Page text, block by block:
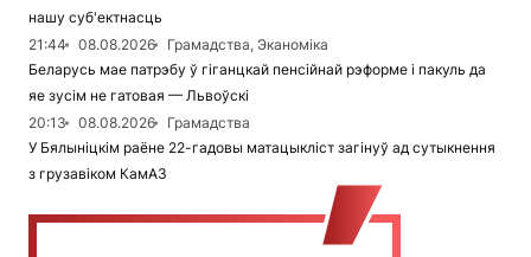
нашу суб'ектнасць
21:44
08.08.2026
Грамадства, Эканоміка
Беларусь мае патрэбу ў гіганцкай пенсійнай рэформе і пакуль да
яе зусім не гатовая — Львоўскі
20:13
08.08.2026
Грамадства
У Бялыніцкім раёне 22-гадовы матацыкліст загінуў ад сутыкнення
з грузавіком КамАЗ